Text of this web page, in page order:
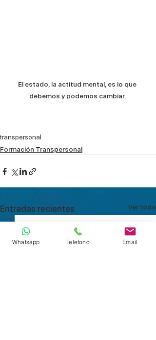
El estado, la actitud mental, es lo que
debemos y podemos cambiar.
transpersonal
Formación Transpersonal
Entradas recientes Ver todo
Whatsapp Telefono Email